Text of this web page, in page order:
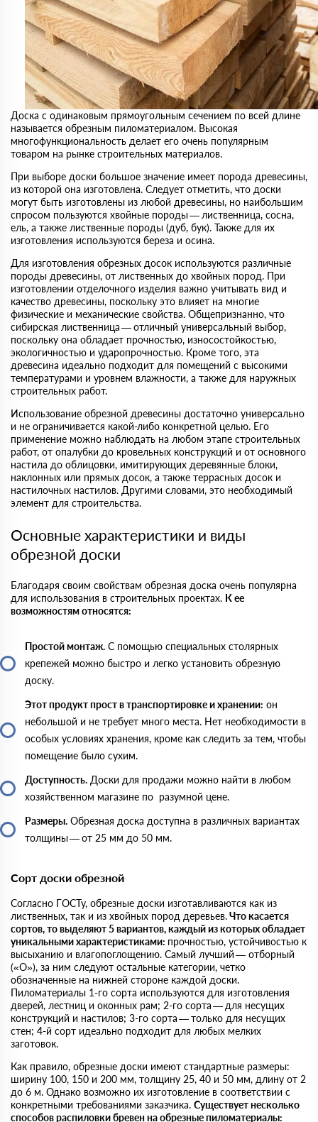
Доска с одинаковым прямоугольным сечением по всей длине
называется обрезным пиломатериалом. Высокая
многофункциональность делает его очень популярным
товаром на рынке строительных материалов.
При выборе доски большое значение имеет порода древесины,
из которой она изготовлена. Следует отметить, что доски
могут быть изготовлены из любой древесины, но наибольшим
спросом пользуются хвойные породы — лиственница, сосна,
ель, а также лиственные породы (дуб, бук). Также для их
изготовления используются береза и осина.
Для изготовления обрезных досок используются различные
породы древесины, от лиственных до хвойных пород. При
изготовлении отделочного изделия важно учитывать вид и
качество древесины, поскольку это влияет на многие
физические и механические свойства. Общепризнанно, что
сибирская лиственница — отличный универсальный выбор,
поскольку она обладает прочностью, износостойкостью,
экологичностью и ударопрочностью. Кроме того, эта
древесина идеально подходит для помещений с высокими
температурами и уровнем влажности, а также для наружных
строительных работ.
Использование обрезной древесины достаточно универсально
и не ограничивается какой-либо конкретной целью. Его
применение можно наблюдать на любом этапе строительных
работ, от опалубки до кровельных конструкций и от основного
настила до облицовки, имитирующих деревянные блоки,
наклонных или прямых досок, а также террасных досок и
настилочных настилов. Другими словами, это необходимый
элемент для строительства.
Основные характеристики и виды
обрезной доски
Благодаря своим свойствам обрезная доска очень популярна
для использования в строительных проектах. К ее
возможностям относятся:
Простой монтаж. С помощью специальных столярных
крепежей можно быстро и легко установить обрезную
доску.
Этот продукт прост в транспортировке и хранении: он
небольшой и не требует много места. Нет необходимости в
особых условиях хранения, кроме как следить за тем, чтобы
помещение было сухим.
Доступность. Доски для продажи можно найти в любом
хозяйственном магазине по разумной цене.
Размеры. Обрезная доска доступна в различных вариантах
толщины — от 25 мм до 50 мм.
Сорт доски обрезной
Согласно ГОСТу, обрезные доски изготавливаются как из
лиственных, так и из хвойных пород деревьев.Что касается
сортов, то выделяют 5 вариантов, каждый из которых обладает
уникальными характеристиками: прочностью, устойчивостью к
высыханию и влагопоглощению. Самый лучший — отборный
(«О»), за ним следуют остальные категории, четко
обозначенные на нижней стороне каждой доски.
Пиломатериалы 1-го сорта используются для изготовления
дверей, лестниц и оконных рам; 2-го сорта — для несущих
конструкций и настилов; 3-го сорта — только для несущих
стен; 4-й сорт идеально подходит для любых мелких
заготовок.
Как правило, обрезные доски имеют стандартные размеры:
ширину 100, 150 и 200 мм, толщину 25, 40 и 50 мм, длину от 2
до 6 м. Однако возможно их изготовление в соответствии с
конкретными требованиями заказчика. Существует несколько
способов распиловки бревен на обрезные пиломатериалы: